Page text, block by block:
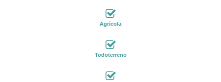
Agrícola
Todoterreno